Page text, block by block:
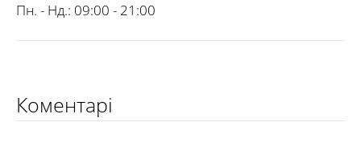
Пн. - Нд.: 09:00 - 21:00
Коментарі